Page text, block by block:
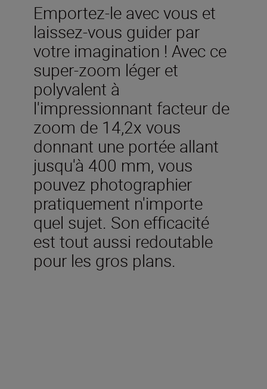
Emportez-le avec vous et
laissez-vous guider par
votre imagination ! Avec ce
super-zoom léger et
polyvalent à
l'impressionnant facteur de
zoom de 14,2x vous
donnant une portée allant
jusqu'à 400 mm, vous
pouvez photographier
pratiquement n'importe
quel sujet. Son efficacité
est tout aussi redoutable
pour les gros plans.